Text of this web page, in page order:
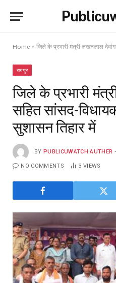
Home » जिले के प्रभारी मंत्री लखनलाल देवांगन
रायपुर
जिले के प्रभारी
सहित सांसद-
सुशासन तिहार में
BY PUBLICUWATCH AUTHER
NO COMMENTS 3 VIEWS